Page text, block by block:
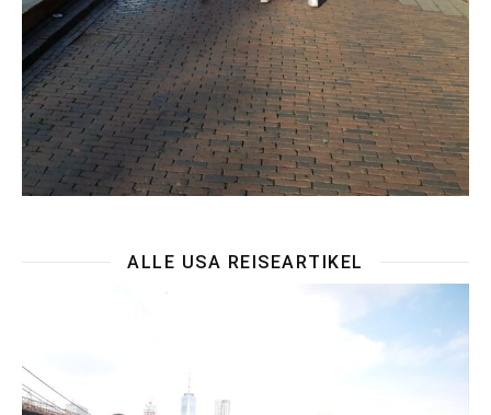
ALLE USA REISEARTIKEL